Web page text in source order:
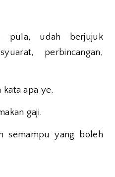
pula, udah berjujuk
perbincangan,
kata apa ye.
gaji.
semampu yang boleh